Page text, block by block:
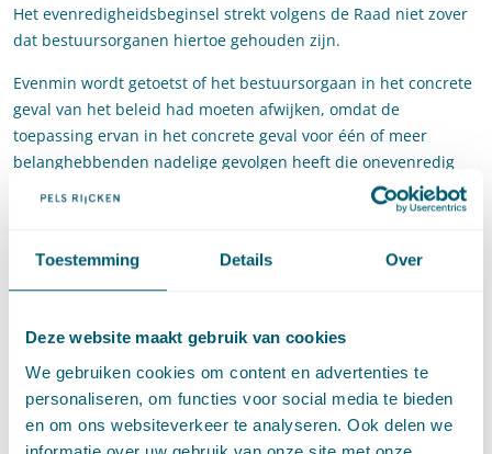
Toestemming Details Over
Deze website maakt gebruik van cookies
We gebruiken cookies om content en advertenties te
personaliseren, om functies voor social media te bieden
en om ons websiteverkeer te analyseren. Ook delen we
Het evenredigheidsbeginsel strekt volgens de Raad niet zover
dat bestuursorganen hiertoe gehouden zijn.
Evenmin wordt getoetst of het bestuursorgaan in het concrete
geval van het beleid had moeten afwijken, omdat de
toepassing ervan in het concrete geval voor één of meer
belanghebbenden nadelige gevolgen heeft die onevenredig
zijn in verhouding tot de met het beleid te dienen doelen.
toetsingsruimte voor de rechter dus beperkt tot de consistente
geval buiten toepassing had moeten laten, zijn niet aan de
orde. De Centrale Raad benadrukt echter dat de
bestuursrechter voortaan ‘beslist niet minder
rechtsbescherming biedt’.